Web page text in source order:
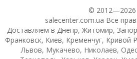
© 2012—2026
salecenter.com.ua Все
Доставляем в Днепр, Житомир,
Франковск, Киев, Кременчуг, Кривой
Львов, Мукачево, Николаев,